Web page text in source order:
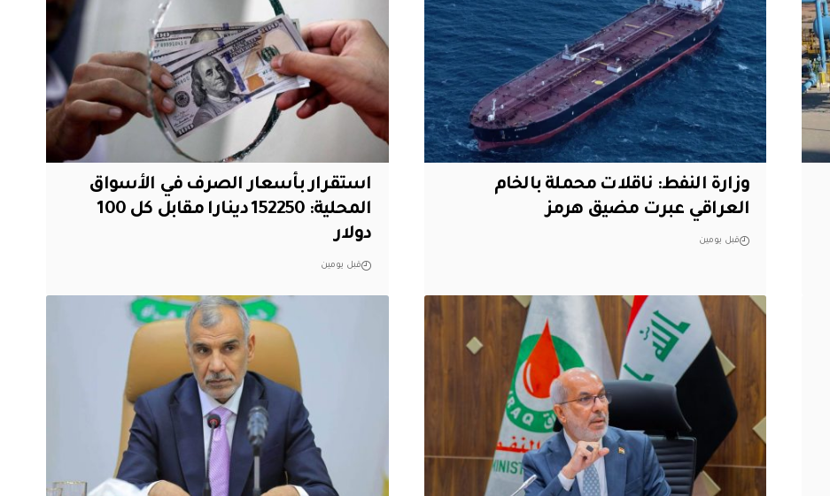
وزارة النفط: ناقلات محملة بالخام
العراقي عبرت مضيق هرمز
قبل يومين
استقرار بأسعار الصرف في الأسواق
المحلية: 152250 دينارا مقابل كل 100
دولار
قبل يومين